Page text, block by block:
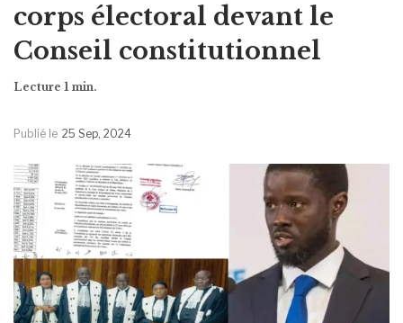
corps électoral devant le
Conseil constitutionnel
Publié le 25 Sep, 2024